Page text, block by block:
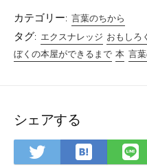
カテゴリー: 言葉のちから
タグ: エクスナレッジ おもしろく
ぼくの本屋ができるまで 本 言
シェアする
Twitter
は